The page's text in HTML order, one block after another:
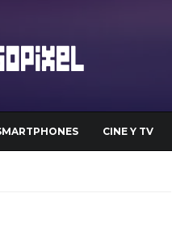
CINE Y TV